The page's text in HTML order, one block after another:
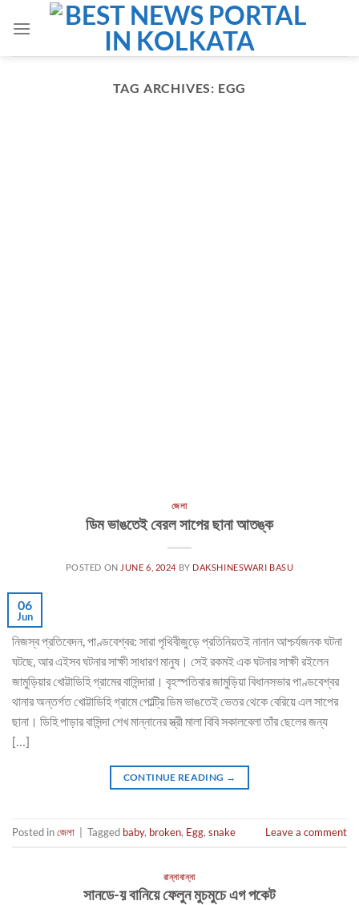
TAG ARCHIVES: EGG
জেলা
ডিম ভাঙতেই বেরল সাপের ছানা আতঙ্ক
POSTED ON JUNE 6, 2024 BY DAKSHINESWARI BASU
06
Jun
নিজস্ব প্রতিবেদন, পাণ্ডবেশ্বর: সারা পৃথিবীজুড়ে প্রতিনিয়তই নানান আশ্চর্যজনক ঘটনা
ঘটছে, আর এইসব ঘটনার সাক্ষী সাধারণ মানুষ। সেই রকমই এক ঘটনার সাক্ষী রইলেন
জামুড়িয়ার খোট্টাডিহি গ্রামের বাসিন্দারা। বৃহস্পতিবার জামুড়িয়া বিধানসভার পাণ্ডবেশ্বর
থানার অন্তর্গত খোট্টাডিহি গ্রামে পোল্ট্রি ডিম ভাঙতেই ভেতর থেকে বেরিয়ে এল সাপের
ছানা। ডিহি পাড়ার বাসিন্দা শেখ মান্নানের স্ত্রী মালা বিবি সকালবেলা তাঁর ছেলের জন্য
[…]
CONTINUE READING →
Posted inজেলা Tagged baby, broken, Egg, snake Leave a comment
রান্নাবান্না
সানডে-য় বানিয়ে ফেলুন মুচমুচে এগ পকেট